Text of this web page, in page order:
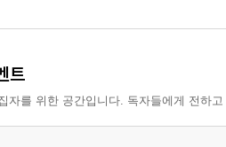
트
자를 위한 공간입니다. 독자들에게 전하